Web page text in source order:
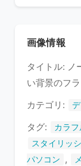
画像情報
タイトル: ノ
い背景のフ
カテゴリ:
タグ: カラフ
スタイリッ
パソコン
,